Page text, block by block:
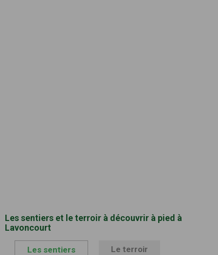
Les sentiers et le terroir à découvrir à pied à
Lavoncourt
Les sentiers Le terroir